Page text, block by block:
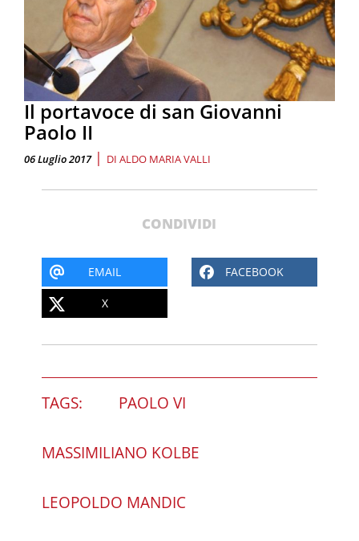
Il portavoce di san Giovanni
Paolo II
06 Luglio 2017 | DI ALDO MARIA VALLI
CONDIVIDI
EMAIL FACEBOOK
X
TAGS: PAOLO VI
MASSIMILIANO KOLBE
LEOPOLDO MANDIC